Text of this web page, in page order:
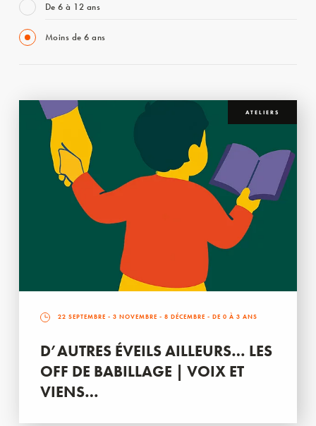
De 6 à 12 ans
Moins de 6 ans
ATELIERS
22 SEPTEMBRE - 3 NOVEMBRE - 8 DÉCEMBRE - DE 0 À 3 ANS
D’AUTRES ÉVEILS AILLEURS… LES
OFF DE BABILLAGE | VOIX ET
VIENS…